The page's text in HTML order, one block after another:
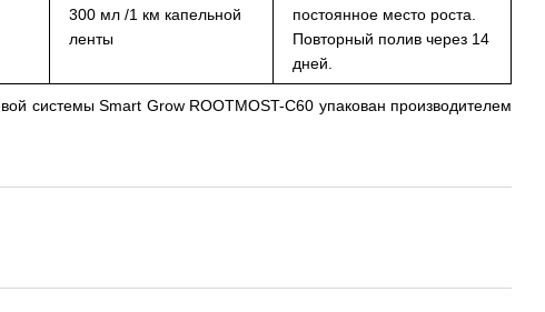
300 мл /1 км капельной
ленты
постоянное место роста.
Повторный полив через 14
дней.
системы Smart Grow ROOTMOST-С60 упакован производителем